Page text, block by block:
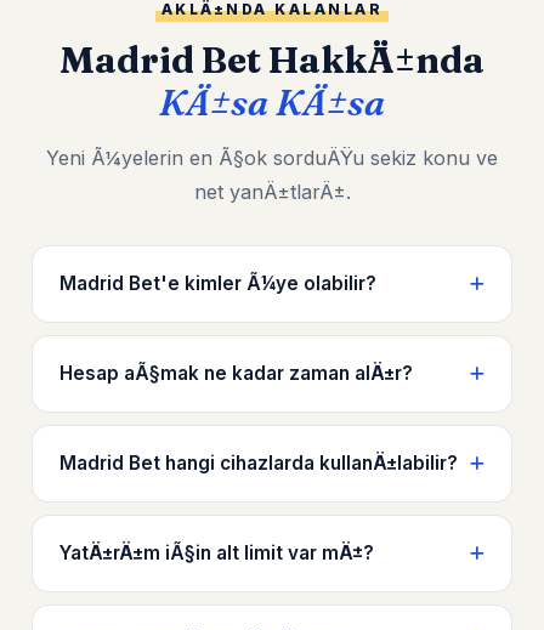
AKLÄ±NDA KALANLAR
Madrid Bet HakkÄ±nda
KÄ±sa KÄ±sa
Yeni Ã¼yelerin en Ã§ok sorduÄŸu sekiz konu ve
net yanÄ±tlarÄ±.
Madrid Bet'e kimler Ã¼ye olabilir?
Hesap aÃ§mak ne kadar zaman alÄ±r?
Madrid Bet hangi cihazlarda kullanÄ±labilir?
YatÄ±rÄ±m iÃ§in alt limit var mÄ±?